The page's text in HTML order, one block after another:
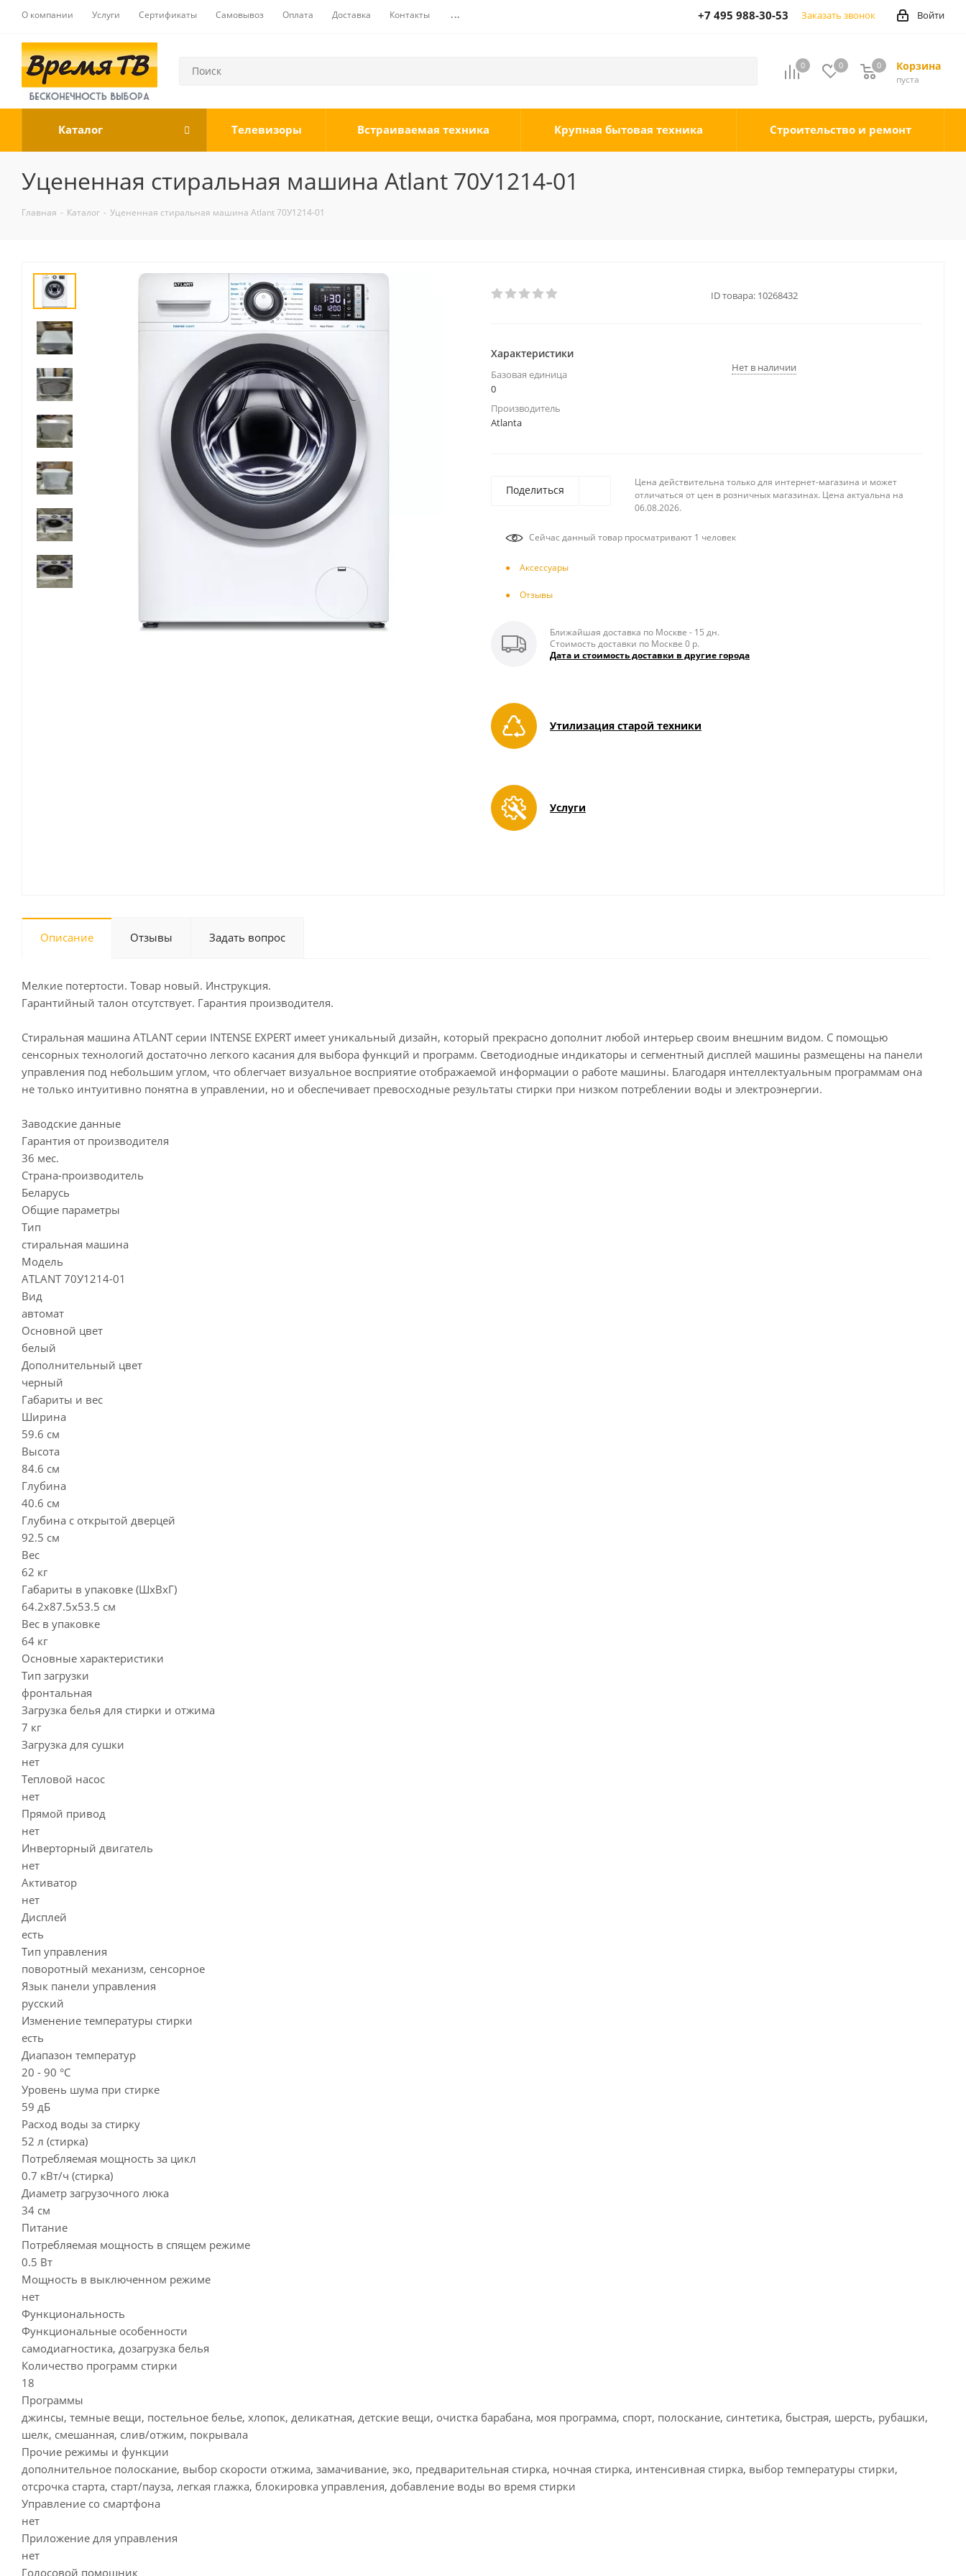
О компании Услуги Сертификаты Самовывоз Оплата Доставка Контакты ... Войти
+7 495 988-30-53 Заказать звонок
0 0 Корзина
0
пуста
0
Каталог Телевизоры Встраиваемая техника Крупная бытовая техника Строительство и ремонт
Уцененная стиральная машина Atlant 70У1214-01
Главная - Каталог - Уцененная стиральная машина Atlant 70У1214-01
ID товара: 10268432
Характеристики
Базовая единица
0
Производитель
Atlanta
Нет в наличии
Поделиться
Цена действительна только для интернет-магазина и может
отличаться от цен в розничных магазинах. Цена актуальна на
06.08.2026.
Сейчас данный товар просматривают 1 человек
Аксесcуары
Отзывы
Ближайшая доставка по Москве - 15 дн.
Стоимость доставки по Москве 0 р.
Дата и стоимость доставки в другие города
Утилизация старой техники
Услуги
Описание Отзывы Задать вопрос
Мелкие потертости. Товар новый. Инструкция.
Гарантийный талон отсутствует. Гарантия производителя.
Стиральная машина ATLANT серии INTENSE EXPERT имеет уникальный дизайн, который прекрасно дополнит любой интерьер своим внешним видом. С помощью
сенсорных технологий достаточно легкого касания для выбора функций и программ. Светодиодные индикаторы и сегментный дисплей машины размещены на панели
управления под небольшим углом, что облегчает визуальное восприятие отображаемой информации о работе машины. Благодаря интеллектуальным программам она
не только интуитивно понятна в управлении, но и обеспечивает превосходные результаты стирки при низком потреблении воды и электроэнергии.
Заводские данные
Гарантия от производителя
36 мес.
Страна-производитель
Беларусь
Общие параметры
Тип
стиральная машина
Модель
ATLANT 70У1214-01
Вид
автомат
Основной цвет
белый
Дополнительный цвет
черный
Габариты и вес
Ширина
59.6 см
Высота
84.6 см
Глубина
40.6 см
Глубина с открытой дверцей
92.5 см
Вес
62 кг
Габариты в упаковке (ШxВxГ)
64.2х87.5х53.5 см
Вес в упаковке
64 кг
Основные характеристики
Тип загрузки
фронтальная
Загрузка белья для стирки и отжима
7 кг
Загрузка для сушки
нет
Тепловой насос
нет
Прямой привод
нет
Инверторный двигатель
нет
Активатор
нет
Дисплей
есть
Тип управления
поворотный механизм, сенсорное
Язык панели управления
русский
Изменение температуры стирки
есть
Диапазон температур
20 - 90 °C
Уровень шума при стирке
59 дБ
Расход воды за стирку
52 л (стирка)
Потребляемая мощность за цикл
0.7 кВт/ч (стирка)
Диаметр загрузочного люка
34 см
Питание
Потребляемая мощность в спящем режиме
0.5 Вт
Мощность в выключенном режиме
нет
Функциональность
Функциональные особенности
самодиагностика, дозагрузка белья
Количество программ стирки
18
Программы
джинсы, темные вещи, постельное белье, хлопок, деликатная, детские вещи, очистка барабана, моя программа, спорт, полоскание, синтетика, быстрая, шерсть, рубашки,
шелк, смешанная, слив/отжим, покрывала
Прочие режимы и функции
дополнительное полоскание, выбор скорости отжима, замачивание, эко, предварительная стирка, ночная стирка, интенсивная стирка, выбор температуры стирки,
отсрочка старта, старт/пауза, легкая глажка, блокировка управления, добавление воды во время стирки
Управление со смартфона
нет
Приложение для управления
нет
Голосовой помощник